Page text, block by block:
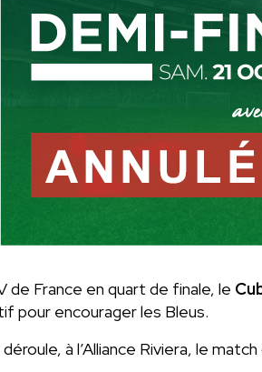
de France en quart de finale, le
pour encourager les Bleus.
à l’Alliance Riviera, le